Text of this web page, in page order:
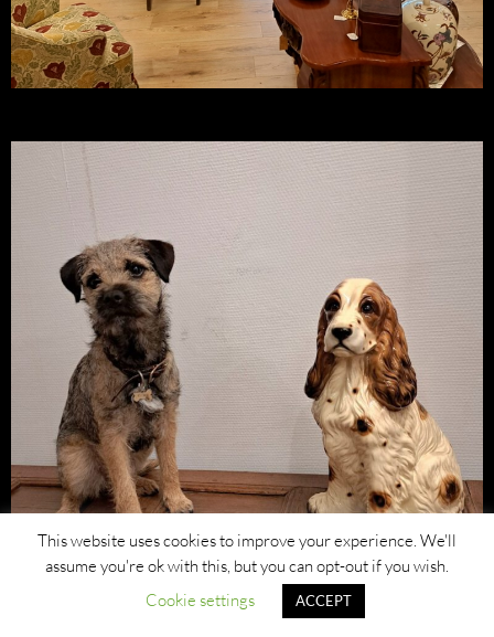
This website uses cookies to improve your experience. We'll
assume you're ok with this, but you can opt-out if you wish.
Cookie settings
ACCEPT